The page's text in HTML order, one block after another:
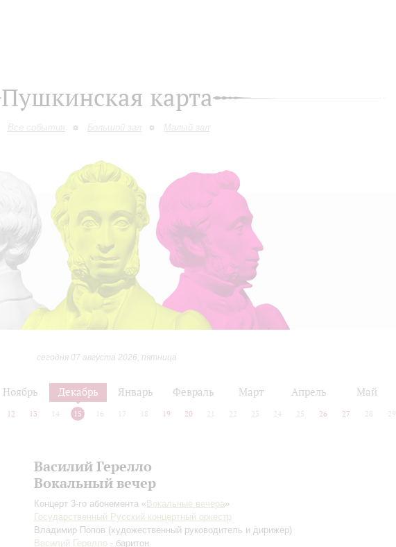
Пушкинская карта
Все события Большой зал Малый зал
сегодня 07 августа 2026, пятница
Ноябрь Декабрь Январь Февраль Март Апрель Май
12 13 14 15 16 17 18 19 20 21 22 23 24 25 26 27 28 29
Василий Герелло
Вокальный вечер
Концерт 3-го абонемента « Вокальные вечера»
Государственный Русский концертный оркестр
Владимир Попов (художественный руководитель и дирижер)
Василий Герелло - баритон